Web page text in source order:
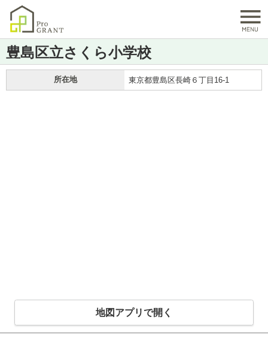
豊島区立さくら小学校
所在地 東京都豊島区長崎６丁目16-1
地図アプリで開く